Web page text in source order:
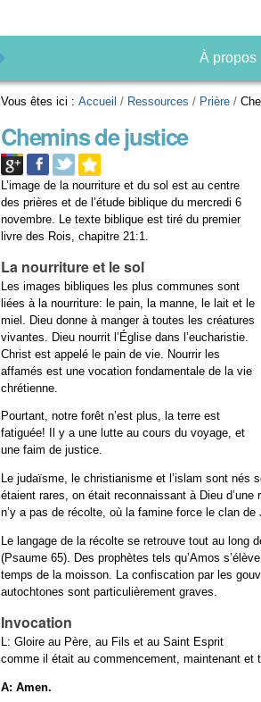
À propos
Vous êtes ici : Accueil / Ressources / Prière /
Chemins de justice
L’image de la nourriture et du sol est au centre
des prières et de l’étude biblique du mercredi 6
novembre. Le texte biblique est tiré du premier
livre des Rois, chapitre 21:1.
La nourriture et le sol
Les images bibliques les plus communes sont
liées à la nourriture: le pain, la manne, le lait et le
miel. Dieu donne à manger à toutes les créatures
vivantes. Dieu nourrit l’Église dans l’eucharistie.
Christ est appelé le pain de vie. Nourrir les
affamés est une vocation fondamentale de la vie
chrétienne.
Pourtant, notre forêt n’est plus, la terre est
fatiguée! Il y a une lutte au cours du voyage, et
une faim de justice.
Le judaïsme, le christianisme et l’islam sont nés
étaient rares, on était reconnaissant à Dieu
n’y a pas de récolte, où la famine force le clan
Le langage de la récolte se retrouve tout au long
(Psaume 65). Des prophètes tels qu’Amos
temps de la moisson. La confiscation par les
autochtones sont particulièrement graves.
Invocation
L: Gloire au Père, au Fils et au Saint Esprit
comme il était au commencement, maintenant et
A: Amen.